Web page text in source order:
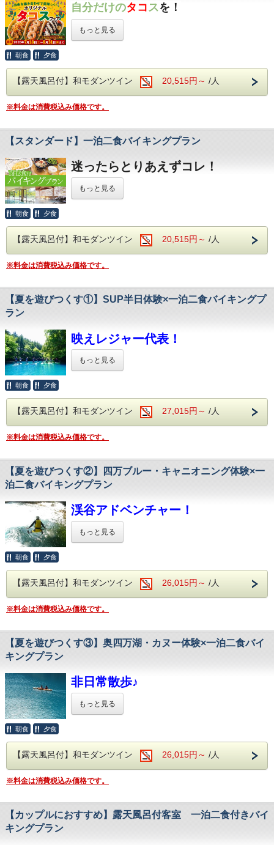
＜名湯四万温泉を堪能♪＞
四万の病を癒す霊泉と由来のある、
歴史ある温泉でございます。
上毛かるたにも「世のちり洗う四万温泉」と
知られる美肌の湯です。
体の芯からご実感くださいませ。
様々な食材を利用した約50種類のバイキング。
サラダや揚げ物、
ソフトクリームやデザートまで・・・
みなさまが楽しめるお食事を
多数ご用意しております。
そしてなんといってもアルコール！
お楽しみいただけます。
＜館内施設（無料サービス）＞
・全室Wifi完備：お部屋でのPC作業や動画視聴も
快適にご利用いただけます。
自分だけのタコ スを！
香ばしく焼き上げたトルティーヤ生地に、お好み
の具材を盛り付けて、お客様だけのオリジナルタコ
スを作ってみませんか？
楽しめるタコスフェア！
開催期間： 2026年7月18日(土)～2026年8
月31日(月)
～ 具材 ～
【肉類】チキン、ソーセージ【魚類】エビ、
サーモン【野菜】レタス、トマト、玉ねぎ
【デザート】バナナ、ミックスベリー、ホイ
ップクリーム、カラースプレー、チョコレー
トソース、キャラメルソース
ーンマヨ
※仕入れ状況などによっては内容が変更にな
お食事
・朝食：和洋バイキング、ソフトドリンク飲み放題
温泉
・大浴場：摩耶の湯、日向の湯、それぞれに露天風呂を完
備。
・貸切風呂2ヶ所（チェックイン後、先着順で予約制）
館内施設
・売店
・共用カラオケルーム
国宝日向見薬師堂は当館より歩いて5分程。
目の前にある四万温泉由来の御夢想の湯もお楽しみいただけ
ます。
もっと見る
朝食 夕食
【露天風呂付】和モダンツイン 20,515円～ /人
※料金は消費税込み価格です。
【スタンダード】一泊二食バイキングプラン
迷ったらとりあえずコレ！
四万温泉日向見エリアに位置しております。
「四万ブルー」で人気の奥四万湖はお車で5分です。
澄んだ空気に癒されるこの四万温泉に
日頃の疲れがきっと癒されます。
四万の病を癒す霊泉と由来のある、
歴史ある温泉でございます。
上毛かるたにも「世のちり洗う四万温泉」と
謡われ、群馬県内屈指の温泉地でございます。
知られる美肌の湯です。
体の芯からご実感くださいませ。
＜アルコール飲み放題付！
バイキングで心ゆくまで乾杯＞
サラダや揚げ物、
ソフトクリームやデザートまで・・・
子供も大人も、
みなさまが楽しめるお食事を
多数ご用意しております。
そしてなんといってもアルコール！
生ビール(アサヒスーパードライ)をはじめ
飲み過ぎにはお気を付けくださいませ・・・
・全室Wifi完備：お部屋でのPC作業や動画視聴も
・共用カラオケ：無料でご利用いただけます。
＜オススメ観光施設＞
奥四万湖
「四万ブルー」と呼ばれるダム湖。
実施されています。
日向見薬師堂
当館から徒歩5分
国指定の重要文化財。
歴史を感じる建築物でございます。
もっと見る
朝食 夕食
【露天風呂付】和モダンツイン 20,515円～ /人
※料金は消費税込み価格です。
【夏を遊びつくす①】SUP半日体験×一泊二食バイキングプ
ラン
映えレジャー代表！
エメラルドブルーが美しい「四万湖」で、
水上アクティビティ「SUP」を体験！
ボードの上に立ってパドルで進むSUPは、
初心者やお子さまでも安心して
楽しめる夏の人気レジャーです♪
湖の上をゆったりクルージングしたり、
自由に水遊びしたり、楽しみ方はあなた次
第！
ガイド付きなので初めてでもＯＫ！
当館から集合場所まではお車で約15分程度。
【ご宿泊当日もしくは翌日】、
ご予約時にお選びいただけます。
午前の部 9:00～（集合 8:50）
午後の部 12:30～（集合 12:20）
※ご希望のお時間・お日にちをお選びくださ
再度お客様にご連絡いたします。
い。
もっと見る
朝食 夕食
【露天風呂付】和モダンツイン 27,015円～ /人
※料金は消費税込み価格です。
【夏を遊びつくす②】四万ブルー・キャニオニング体験×一
泊二食バイキングプラン
渓谷アドベンチャー！
迫力満点の渓谷アクティビティ
「キャニオニング」
ツアーはライフジャケットや
天然のスライダーを滑ったり、
高低差のある滝に飛び込んだりと、
13歳以上対象のコースで、
家族や友人同士の旅行や
リフレッシュ旅行にもおすすめ。
ガイド同行＆装備込みですので
渓谷の冒険に出かけてみませんか？
6月01日（月）
〜9月30日（火）（雨天・増水時は中止）
もっと見る
朝食 夕食
【露天風呂付】和モダンツイン 26,015円～ /人
※料金は消費税込み価格です。
【夏を遊びつくす③】奥四万湖・カヌー体験×一泊二食バイ
キングプラン
非日常散歩♪
カヌー体験付きの宿泊プランが登場！
湖上をゆったり進む非日常のひとときは、
ガイド同行で初心者でも安心安全。
当館から車で約5分の好立地だから、
もっと見る
朝食 夕食
【露天風呂付】和モダンツイン 26,015円～ /人
※料金は消費税込み価格です。
【カップルにおすすめ】露天風呂付客室 一泊二食付きバイ
キングプラン